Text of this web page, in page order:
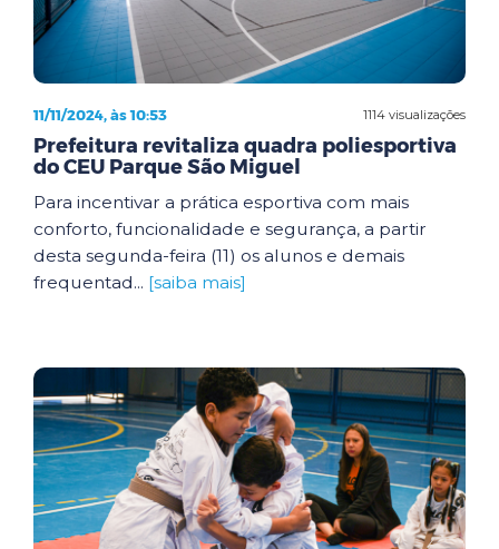
1114 visualizações
11/11/2024, às 10:53
Prefeitura revitaliza quadra poliesportiva
do CEU Parque São Miguel
Para incentivar a prática esportiva com mais
conforto, funcionalidade e segurança, a partir
desta segunda-feira (11) os alunos e demais
frequentad... [saiba mais]